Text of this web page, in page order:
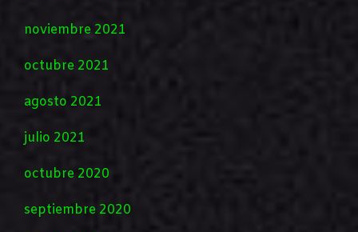
noviembre 2021
octubre 2021
agosto 2021
julio 2021
octubre 2020
septiembre 2020